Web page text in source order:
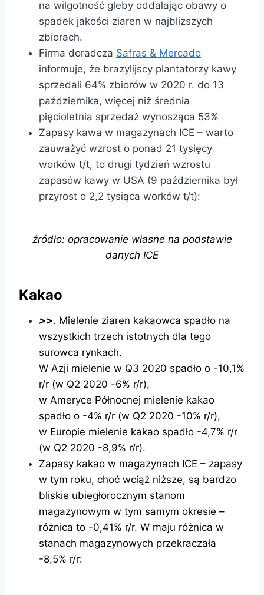
na wilgotność gleby oddalając obawy o
spadek jakości ziaren w najbliższych
zbiorach.
Firma doradcza Safras & Mercado
informuje, że brazylijscy plantatorzy kawy
sprzedali 64% zbiorów w 2020 r. do 13
października, więcej niż średnia
pięcioletnia sprzedaż wynosząca 53%
Zapasy kawa w magazynach ICE – warto
zauważyć wzrost o ponad 21 tysięcy
worków t/t, to drugi tydzień wzrostu
zapasów kawy w USA (9 października był
przyrost o 2,2 tysiąca worków t/t):
źródło: opracowanie własne na podstawie
danych ICE
Kakao
>>. Mielenie ziaren kakaowca spadło na
wszystkich trzech istotnych dla tego
surowca rynkach.
W Azji mielenie w Q3 2020 spadło o -10,1%
r/r (w Q2 2020 -6% r/r),
w Ameryce Północnej mielenie kakao
spadło o -4% r/r (w Q2 2020 -10% r/r),
w Europie mielenie kakao spadło -4,7% r/r
(w Q2 2020 -8,9% r/r).
Zapasy kakao w magazynach ICE – zapasy
w tym roku, choć wciąż niższe, są bardzo
bliskie ubiegłorocznym stanom
magazynowym w tym samym okresie –
różnica to -0,41% r/r. W maju różnica w
stanach magazynowych przekraczała
-8,5% r/r: